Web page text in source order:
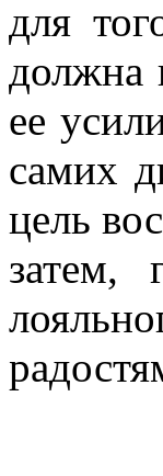
для
должна
ее
самих
цель
затем,